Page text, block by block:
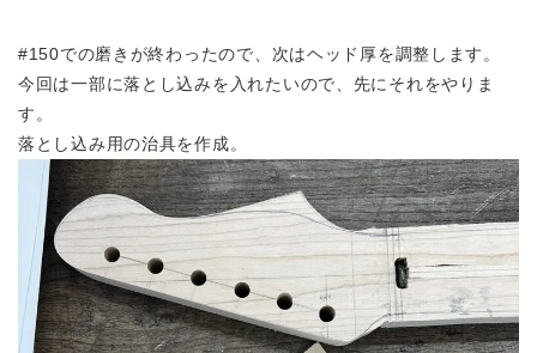
#150での磨きが終わったので、次はヘッド厚を調整します。
今回は一部に落とし込みを入れたいので、先にそれをやりま
す。
落とし込み用の治具を作成。